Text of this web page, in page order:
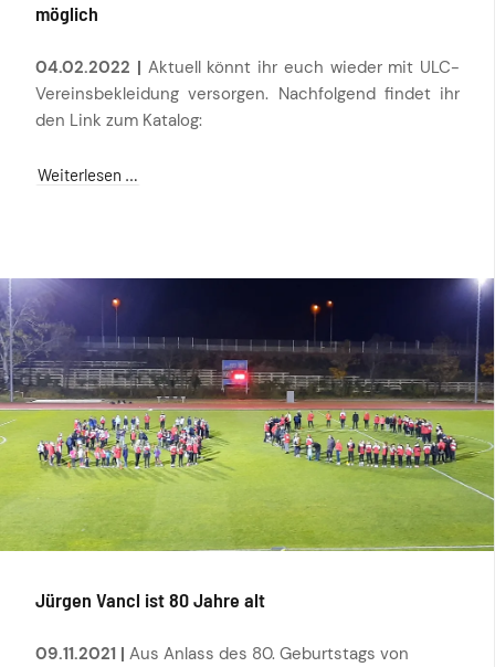
möglich
04.02.2022 | Aktuell könnt ihr euch wieder mit ULC-
Vereinsbekleidung versorgen. Nachfolgend findet ihr
den Link zum Katalog:
Weiterlesen …
Jürgen Vancl ist 80 Jahre alt
09.11.2021 | Aus Anlass des 80. Geburtstags von